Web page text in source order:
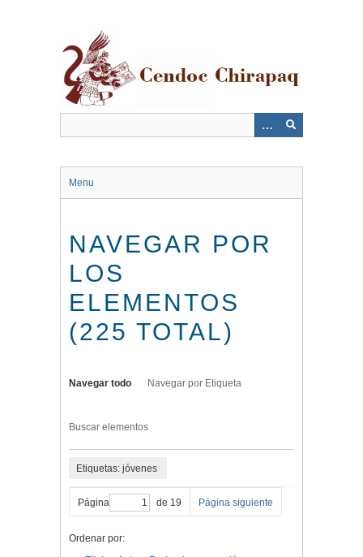
Menu
NAVEGAR POR
LOS
ELEMENTOS
(225 TOTAL)
Navegar todo Navegar por Etiqueta
Buscar elementos
Etiquetas: jóvenes
Página de 19 Página siguiente
Ordenar por: